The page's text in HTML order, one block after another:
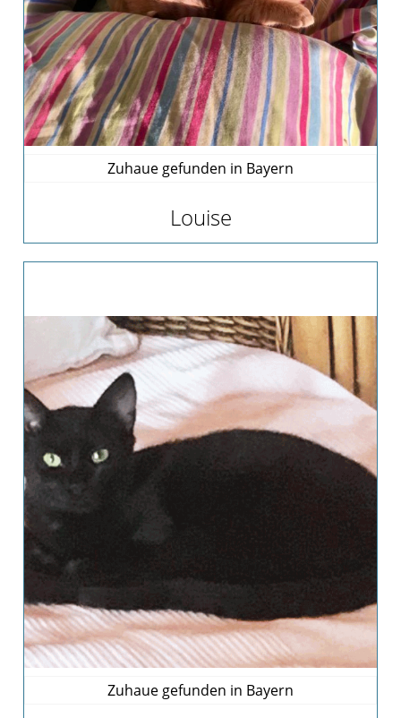
werden
Pate
gesucht
Kastrationen
Pate
gefunden
ab
2019
2017
Verein
Unsere
Ziele
Team
Vereinssatzung
Kontakt
Zuhaue gefunden in Bayern
Louise
Zuhaue gefunden in Bayern